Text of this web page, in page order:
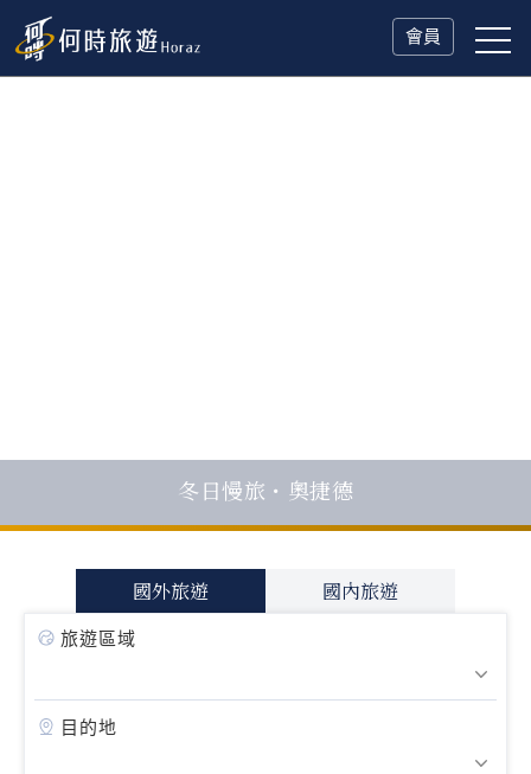
會員
父親節．限時特別企劃
一人旅行Solo Travel冬日慢旅・奧捷德
國外旅遊 國內旅遊
旅遊區域
目的地